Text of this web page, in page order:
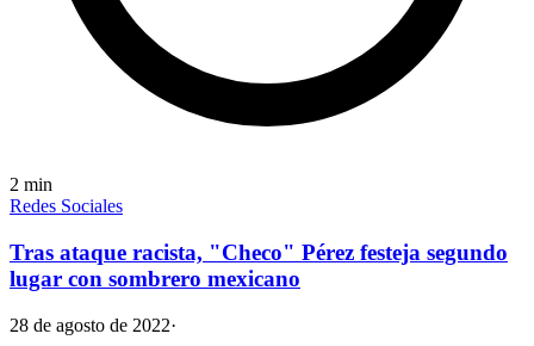
2 min
Redes Sociales
Tras ataque racista, "Checo" Pérez festeja segundo
lugar con sombrero mexicano
28 de agosto de 2022·